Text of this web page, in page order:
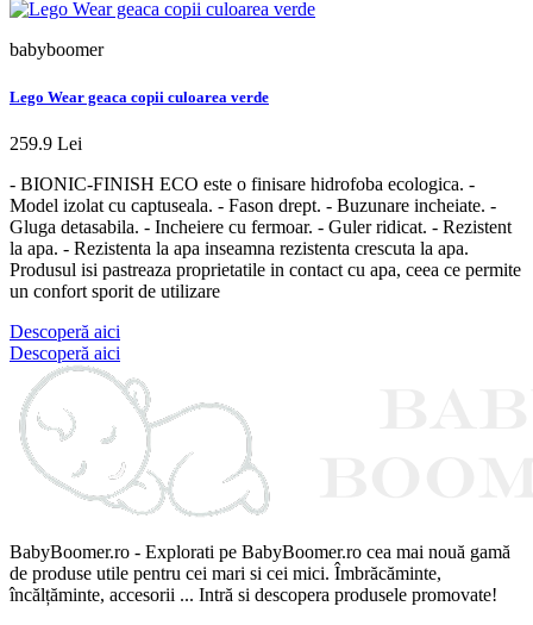
babyboomer
Lego Wear geaca copii culoarea verde
259.9 Lei
- BIONIC-FINISH ECO este o finisare hidrofoba ecologica. -
Model izolat cu captuseala. - Fason drept. - Buzunare incheiate. -
Gluga detasabila. - Incheiere cu fermoar. - Guler ridicat. - Rezistent
la apa. - Rezistenta la apa inseamna rezistenta crescuta la apa.
Produsul isi pastreaza proprietatile in contact cu apa, ceea ce permite
un confort sporit de utilizare
Descoperă aici
Descoperă aici
BabyBoomer.ro - Explorati pe BabyBoomer.ro cea mai nouă gamă
de produse utile pentru cei mari si cei mici. Îmbrăcăminte,
încălțăminte, accesorii ... Intră si descopera produsele promovate!